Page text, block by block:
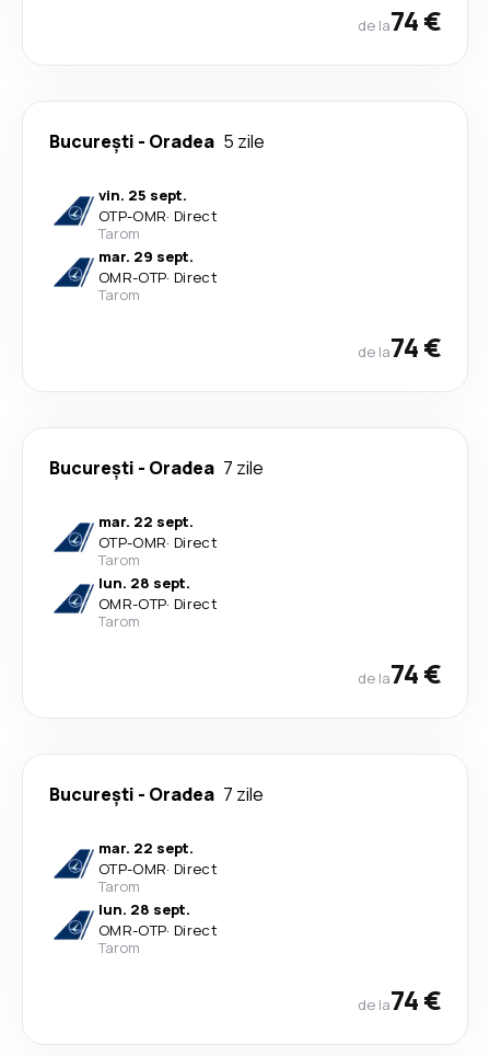
de la74 €
București - Oradea 5 zile
vin. 25 sept.
OTP-OMR· Direct
Tarom
mar. 29 sept.
OMR-OTP· Direct
Tarom
de la74 €
București - Oradea 7 zile
mar. 22 sept.
OTP-OMR· Direct
Tarom
lun. 28 sept.
OMR-OTP· Direct
Tarom
de la74 €
București - Oradea 7 zile
mar. 22 sept.
OTP-OMR· Direct
Tarom
lun. 28 sept.
OMR-OTP· Direct
Tarom
de la74 €